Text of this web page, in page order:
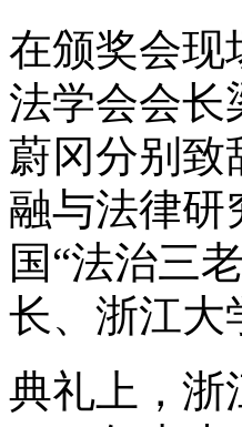
在颁奖会现
法学会会长
蔚冈分别致
融与法律研
国“法治三
长、浙江大
典礼上，浙